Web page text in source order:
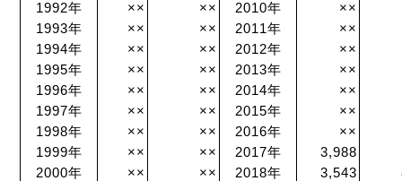
1992年
×× ×× 2010年
××
1993年
×× ×× 2011年
××
1994年
×× ×× 2012年
××
1995年
×× ×× 2013年
××
1996年
×× ×× 2014年
××
1997年
×× ×× 2015年
××
1998年
×× ×× 2016年
××
1999年
×× ×× 2017年
3,988
2000年
×× ×× 2018年 3,543